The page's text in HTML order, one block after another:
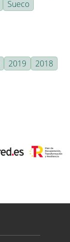
Sueco
2019
2018